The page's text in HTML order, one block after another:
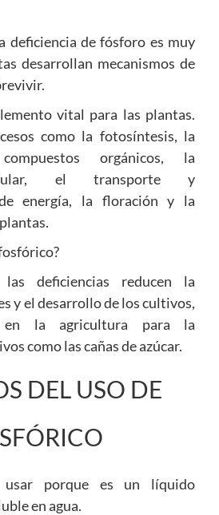
deficiencia de fósforo es muy
desarrollan mecanismos de
vital para las plantas.
como la fotosíntesis, la
orgánicos, la
el transporte y
energía, la floración y la
deficiencias reducen la
y el desarrollo de los cultivos,
en la agricultura para la
como las cañas de azúcar.
DEL USO DE
porque es un líquido
en agua.